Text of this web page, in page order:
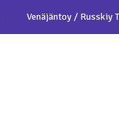
Venäjäntoy / Russkiy